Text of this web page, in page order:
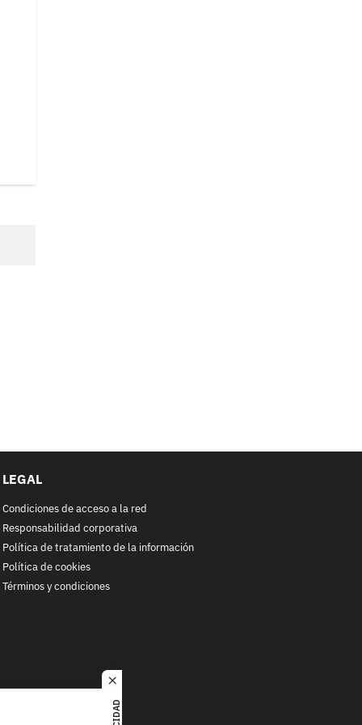
close
LEGAL
Condiciones de acceso a la red
Responsabilidad corporativa
Política de tratamiento de la información
Política de cookies
Términos y condiciones